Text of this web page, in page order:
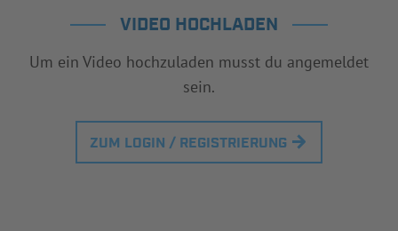
VIDEO HOCHLADEN
Um ein Video hochzuladen musst du angemeldet
sein.
ZUM LOGIN / REGISTRIERUNG